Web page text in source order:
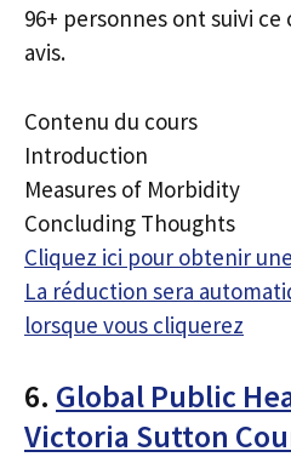
96+ personnes ont suivi
avis.
Contenu du cours
Introduction
Measures of Morbidity
Concluding Thoughts
Cliquez ici pour obtenir
La réduction sera
lorsque vous cliquerez
6. Global Public
Victoria Sutton